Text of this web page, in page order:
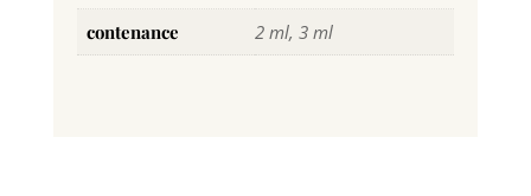
contenance
2 ml, 3 ml